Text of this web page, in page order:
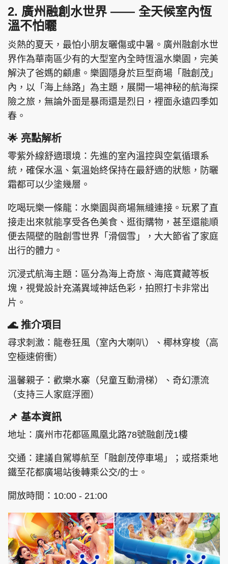
2. 廣州融創水世界 —— 全天候室內恆
溫不怕曬
炎熱的夏天，最怕小朋友曬傷或中暑。廣州融創水世
界作為華南區少有的大型室內全時恆溫水樂園，完美
解決了爸媽的顧慮。樂園隱身於巨型商場「融創茂」
內，以「海上絲路」為主題，展開一場神秘的航海探
險之旅，無論外面是暴雨還是烈日，裡面永遠四季如
春。
🌟 亮點解析
零紫外線舒適環境：先進的室內溫控與空氣循環系
統，確保水溫、氣溫始終保持在最舒適的狀態，防曬
霜都可以少塗幾層。
吃喝玩樂一條龍：水樂園與商場無縫連接。玩累了直
接走出來就能享受各色美食、逛街購物，甚至還能順
便去隔壁的融創雪世界「滑個雪」，大大節省了家庭
出行的體力。
沉浸式航海主題：區分為海上奇旅、海底寶藏等板
塊，視覺設計充滿異域神話色彩，拍照打卡非常出
片。
🌊 推介項目
尋求刺激：龍卷狂風（室內大喇叭）、椰林穿梭（高
空極速俯衝）
溫馨親子：歡樂水寨（兒童互動滑梯）、奇幻漂流
（支持三人家庭浮圈）
📌 基本資訊
地址：廣州市花都區鳳凰北路78號融創茂1樓
交通：建議自駕導航至「融創茂停車場」；或搭乘地
鐵至花都廣場站後轉乘公交/的士。
開放時間：10:00 - 21:00